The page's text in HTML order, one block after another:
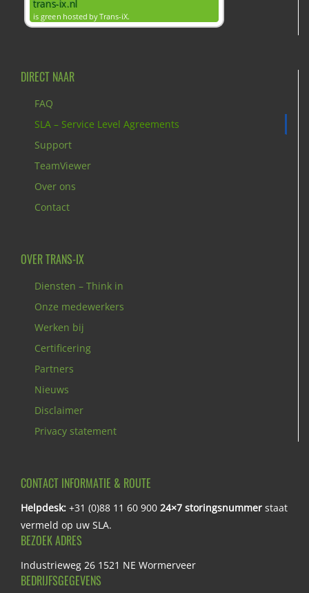
DIRECT NAAR
FAQ
SLA – Service Level Agreements
Support
TeamViewer
Over ons
Contact
OVER TRANS-IX
Diensten – Think in
Onze medewerkers
Werken bij
Certificering
Partners
Nieuws
Disclaimer
Privacy statement
CONTACT INFORMATIE & ROUTE
Helpdesk: +31 (0)88 11 60 900 24×7 storingsnummer staat
vermeld op uw SLA.
BEZOEK ADRES
Industrieweg 26 1521 NE Wormerveer
BEDRIJFSGEGEVENS